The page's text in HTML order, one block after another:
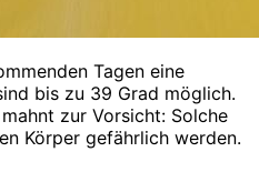
Tagen eine
bis zu 39 Grad möglich.
zur Vorsicht: Solche
Körper gefährlich werden.